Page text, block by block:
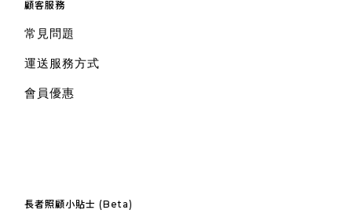
顧客服務
常見問題
運送服務方式
會員優惠
長者照顧小貼士 (Beta)